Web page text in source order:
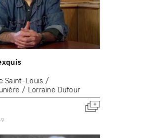
Saint-Louis
Lorraine Dufour